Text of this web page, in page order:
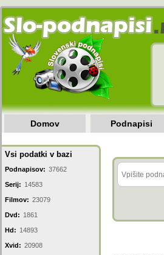
Domov Podnapisi
Vsi podatki v bazi
Podnapisov: 37662
Serij: 14583
Filmov: 23079
Dvd: 1861
Hd: 14893
Xvid: 20908